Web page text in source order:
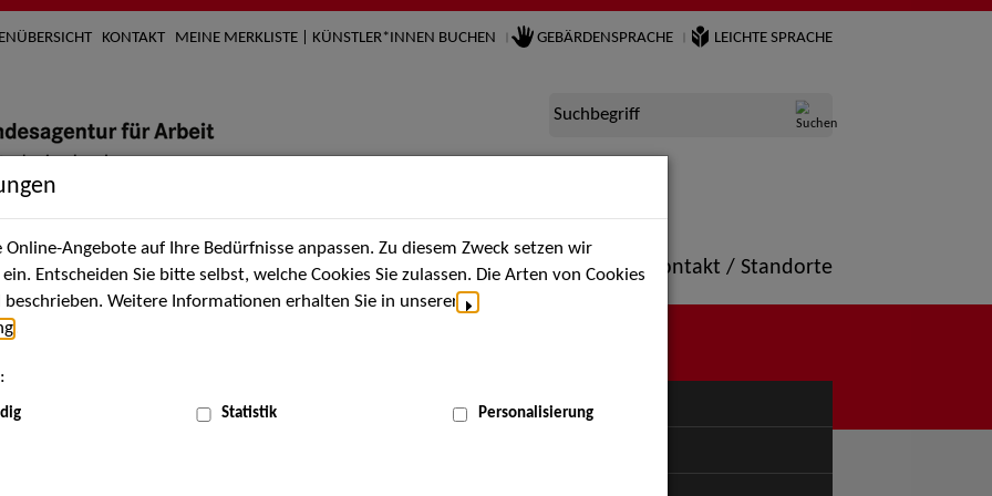
KONTAKT MEINE MERKLISTE | KÜNSTLER*INNEN BUCHEN GEBÄRDENSPRACHE LEICHTE SPRACHE
Suchbegriff
Künstler*innen Über uns Aktuelles Termine Portfolio Kontakt / Standorte
MENÜ
Angebote auf Ihre Bedürfnisse anpassen. Zu diesem Zweck setzen wir
Entscheiden Sie bitte selbst, welche Cookies Sie zulassen. Die Arten von Cookies
Weitere Informationen erhalten Sie in unserer
Statistik Personalisierung